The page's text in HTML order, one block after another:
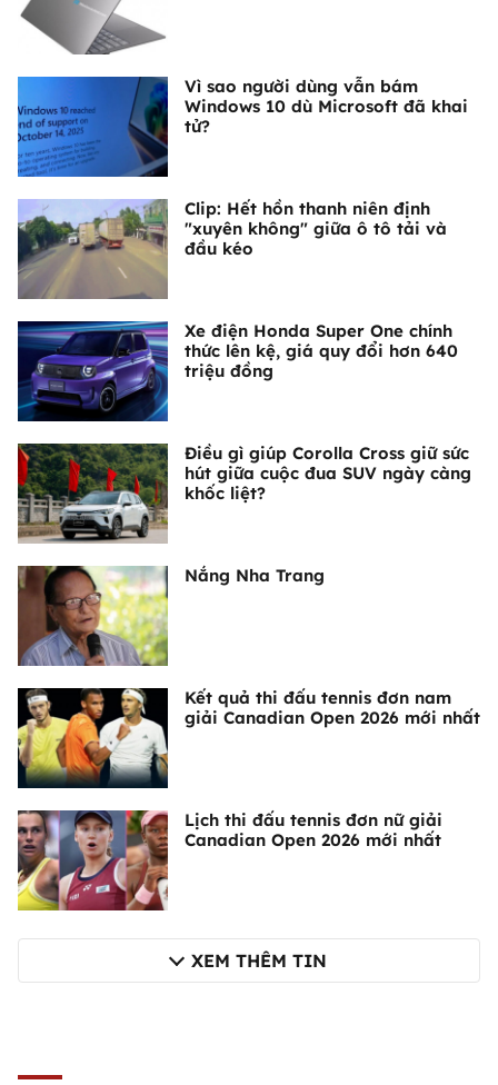
Vì sao người dùng vẫn bám
Windows 10 dù Microsoft đã khai
tử?
Clip: Hết hồn thanh niên định
"xuyên không" giữa ô tô tải và
đầu kéo
Xe điện Honda Super One chính
thức lên kệ, giá quy đổi hơn 640
triệu đồng
Điều gì giúp Corolla Cross giữ sức
hút giữa cuộc đua SUV ngày càng
khốc liệt?
Nắng Nha Trang
Kết quả thi đấu tennis đơn nam
giải Canadian Open 2026 mới nhất
Lịch thi đấu tennis đơn nữ giải
Canadian Open 2026 mới nhất
XEM THÊM TIN